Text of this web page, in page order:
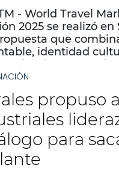
- World Travel
2025 se realizó en
que
identidad
al turismo
propuso
para